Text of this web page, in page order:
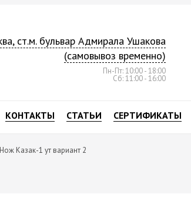
ст.м. бульвар Адмирала Ушакова
(самовывоз временно)
Пн-Пт: 10:00 - 18:00
Сб: 11:00 - 16:00
КОНТАКТЫ СТАТЬИ СЕРТИФИКАТЫ
Нож Казак-1 ут вариант 2